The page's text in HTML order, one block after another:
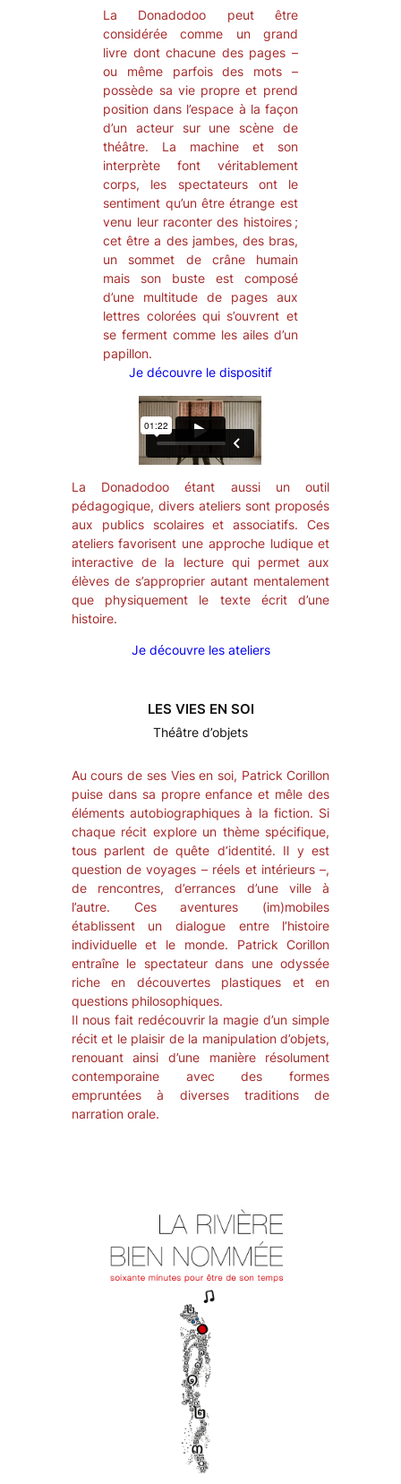
La Donadodoo peut être
considérée comme un grand
livre dont chacune des pages –
ou même parfois des mots –
possède sa vie propre et prend
position dans l’espace à la façon
d’un acteur sur une scène de
théâtre. La machine et son
interprète font véritablement
corps, les spectateurs ont le
sentiment qu’un être étrange est
venu leur raconter des histoires ;
cet être a des jambes, des bras,
un sommet de crâne humain
mais son buste est composé
d’une multitude de pages aux
lettres colorées qui s’ouvrent et
se ferment comme les ailes d’un
papillon.
Je découvre le dispositif
La Donadodoo étant aussi un outil
pédagogique, divers ateliers sont proposés
aux publics scolaires et associatifs. Ces
ateliers favorisent une approche ludique et
interactive de la lecture qui permet aux
élèves de s’approprier autant mentalement
que physiquement le texte écrit d’une
histoire.
Je découvre les ateliers
LES VIES EN SOI
Théâtre d’objets
Au cours de ses Vies en soi, Patrick Corillon
puise dans sa propre enfance et mêle des
éléments autobiographiques à la fiction. Si
chaque récit explore un thème spécifique,
tous parlent de quête d’identité. Il y est
question de voyages – réels et intérieurs –,
de rencontres, d’errances d’une ville à
l’autre. Ces aventures (im)mobiles
établissent un dialogue entre l’histoire
individuelle et le monde. Patrick Corillon
entraîne le spectateur dans une odyssée
riche en découvertes plastiques et en
questions philosophiques.
Il nous fait redécouvrir la magie d’un simple
récit et le plaisir de la manipulation d’objets,
renouant ainsi d’une manière résolument
contemporaine avec des formes
empruntées à diverses traditions de
narration orale.